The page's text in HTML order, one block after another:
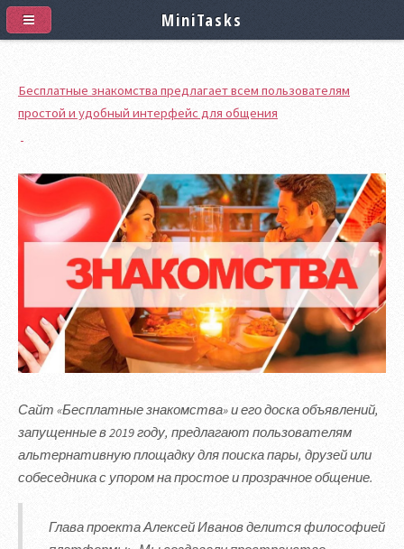
Бесплатные знакомства предлагает всем пользователям
простой и удобный интерфейс для общения
Сайт «Бесплатные знакомства» и его доска объявлений,
запущенные в 2019 году, предлагают пользователям
альтернативную площадку для поиска пары, друзей или
собеседника с упором на простое и прозрачное общение.
Глава проекта Алексей Иванов делится философией
MiniTasks